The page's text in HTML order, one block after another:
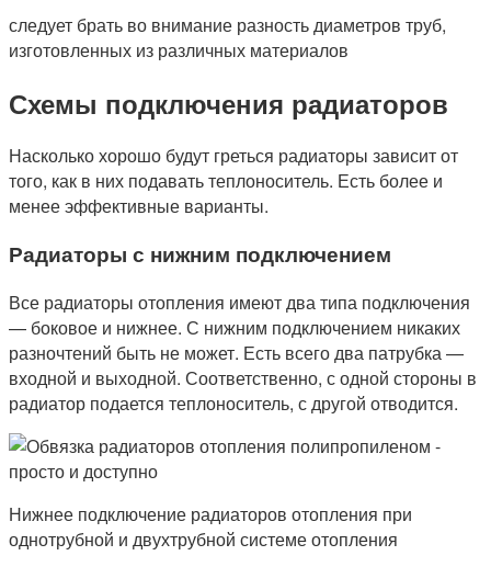
следует брать во внимание разность диаметров труб,
изготовленных из различных материалов
Схемы подключения радиаторов
Насколько хорошо будут греться радиаторы зависит от
того, как в них подавать теплоноситель. Есть более и
менее эффективные варианты.
Радиаторы с нижним подключением
Все радиаторы отопления имеют два типа подключения
— боковое и нижнее. С нижним подключением никаких
разночтений быть не может. Есть всего два патрубка —
входной и выходной. Соответственно, с одной стороны в
радиатор подается теплоноситель, с другой отводится.
Нижнее подключение радиаторов отопления при
однотрубной и двухтрубной системе отопления